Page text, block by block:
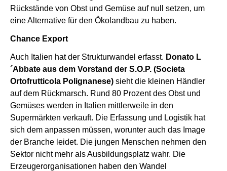
Rückstände von Obst und Gemüse auf null setzen, um
eine Alternative für den Ökolandbau zu haben.
Chance Export
Auch Italien hat der Strukturwandel erfasst. Donato L
´Abbate aus dem Vorstand der S.O.P. (Societa
Ortofrutticola Polignanese) sieht die kleinen Händler
auf dem Rückmarsch. Rund 80 Prozent des Obst und
Gemüses werden in Italien mittlerweile in den
Supermärkten verkauft. Die Erfassung und Logistik hat
sich dem anpassen müssen, worunter auch das Image
der Branche leidet. Die jungen Menschen nehmen den
Sektor nicht mehr als Ausbildungsplatz wahr. Die
Erzeugerorganisationen haben den Wandel